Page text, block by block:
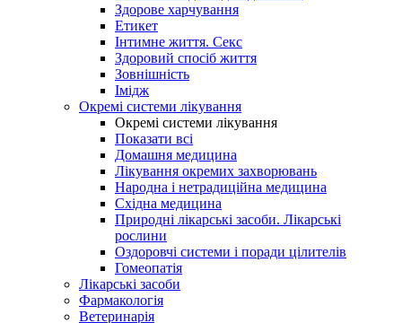
Здорове харчування
Етикет
Інтимне життя. Секс
Здоровий спосіб життя
Зовнішність
Імідж
Окремі системи лікування
Окремі системи лікування
Показати всі
Домашня медицина
Лікування окремих захворювань
Народна і нетрадиційна медицина
Східна медицина
Природні лікарські засоби. Лікарські
рослини
Оздоровчі системи і поради цілителів
Гомеопатія
Лікарські засоби
Фармакологія
Ветеринарія